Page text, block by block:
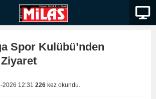
Spor Kulübü’nden
2026 12:31 226 kez okundu.